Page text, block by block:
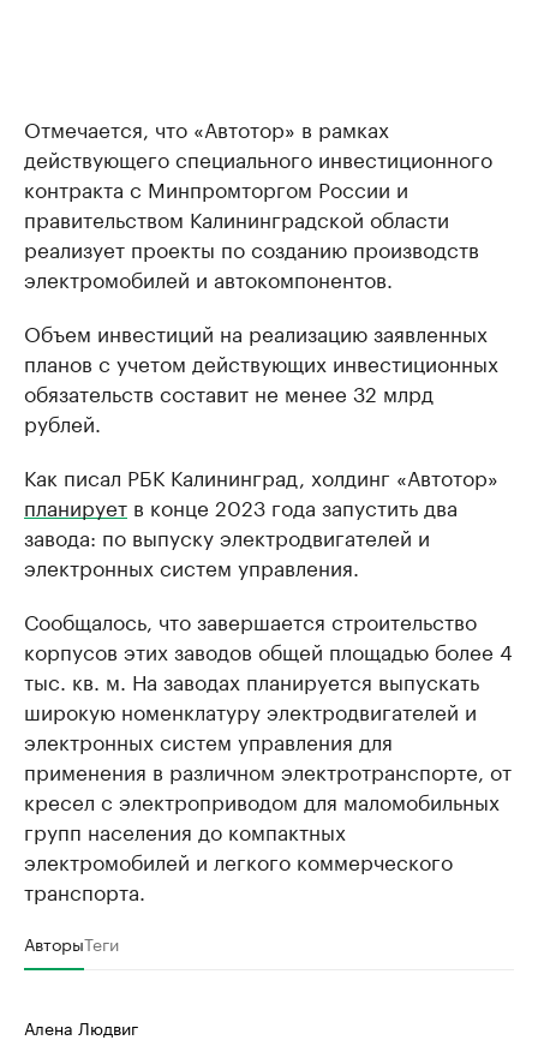
Отмечается, что «Автотор» в рамках
действующего специального инвестиционного
контракта с Минпромторгом России и
правительством Калининградской области
реализует проекты по созданию производств
электромобилей и автокомпонентов.
Объем инвестиций на реализацию заявленных
планов с учетом действующих инвестиционных
обязательств составит не менее 32 млрд
рублей.
Как писал РБК Калининград, холдинг «Автотор»
планирует в конце 2023 года запустить два
завода: по выпуску электродвигателей и
электронных систем управления.
Сообщалось, что завершается строительство
корпусов этих заводов общей площадью более 4
тыс. кв. м. На заводах планируется выпускать
широкую номенклатуру электродвигателей и
электронных систем управления для
применения в различном электротранспорте, от
кресел с электроприводом для маломобильных
групп населения до компактных
электромобилей и легкого коммерческого
транспорта.
АвторыТеги
Алена Людвиг